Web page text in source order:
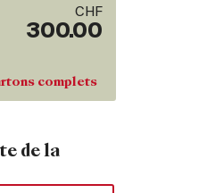
CHF
300.00
complets
de la